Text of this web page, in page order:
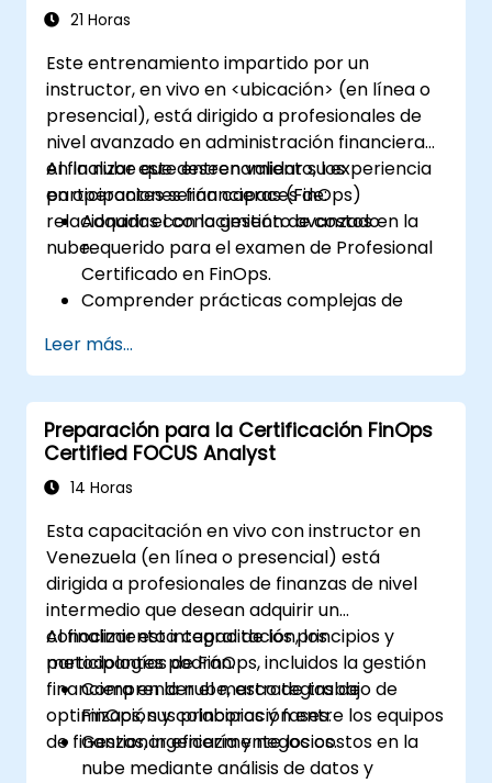
21 Horas
Este entrenamiento impartido por un
instructor, en vivo en <ubicación> (en línea o
presencial), está dirigido a profesionales de
nivel avanzado en administración financiera
en la nube que deseen validar su experiencia
en operaciones financieras (FinOps)
relacionadas con la gestión de costos en la
nube.
Al finalizar este entrenamiento, los
participantes serán capaces de:
Adquirir el conocimiento avanzado
requerido para el examen de Profesional
Certificado en FinOps.
Comprender prácticas complejas de
costos, gestión de presupuestos y
reportes.
Desarrollar habilidades prácticas para
aplicar estrategias de FinOps en
escenarios del mundo real.
Prepararse para completar con éxito el
FinOps.
Leer más...
Preparación para la Certificación FinOps
Certified FOCUS Analyst
14 Horas
Esta capacitación en vivo con instructor en
Venezuela (en línea o presencial) está
dirigida a profesionales de finanzas de nivel
intermedio que desean adquirir un
conocimiento integral de los principios y
metodologías de FinOps, incluidos la gestión
financiera en la nube, estrategias de
optimización y colaboración entre los equipos
de finanzas, ingeniería y negocios.
Al finalizar esta capacitación, los
participantes podrán:
Comprender el marco de trabajo de
FinOps, sus principios y fases.
Gestionar eficazmente los costos en la
nube mediante análisis de datos y